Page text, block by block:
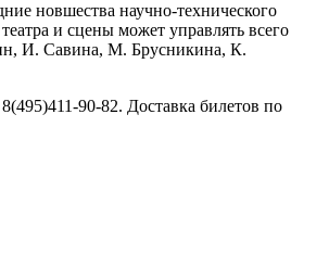
новшества научно-технического
и сцены может управлять всего
И. Савина, М. Брусникина, К.
90-82. Доставка билетов по